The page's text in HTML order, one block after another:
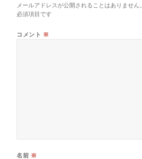
メールアドレスが公開されることはありません。
必須項目です
コメント ※
名前 ※